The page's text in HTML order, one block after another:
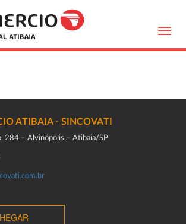
ATIBAIA - SINCOVATI
284 – Alvinópolis – Atibaia/SP